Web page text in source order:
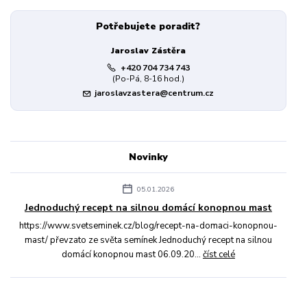
Potřebujete poradit?
Jaroslav Zástěra
+420 704 734 743
(Po-Pá, 8-16 hod.)
jaroslavzastera@centrum.cz
Novinky
05.01.2026
Jednoduchý recept na silnou domácí konopnou mast
https://www.svetseminek.cz/blog/recept-na-domaci-konopnou-
mast/ převzato ze světa semínek Jednoduchý recept na silnou
domácí konopnou mast 06.09.20... číst celé